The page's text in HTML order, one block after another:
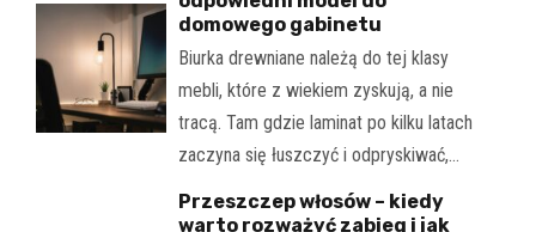
domowego gabinetu
Biurka drewniane należą do tej klasy
mebli, które z wiekiem zyskują, a nie
tracą. Tam gdzie laminat po kilku latach
zaczyna się łuszczyć i odpryskiwać,…
Przeszczep włosów – kiedy
warto rozważyć zabieg i jak